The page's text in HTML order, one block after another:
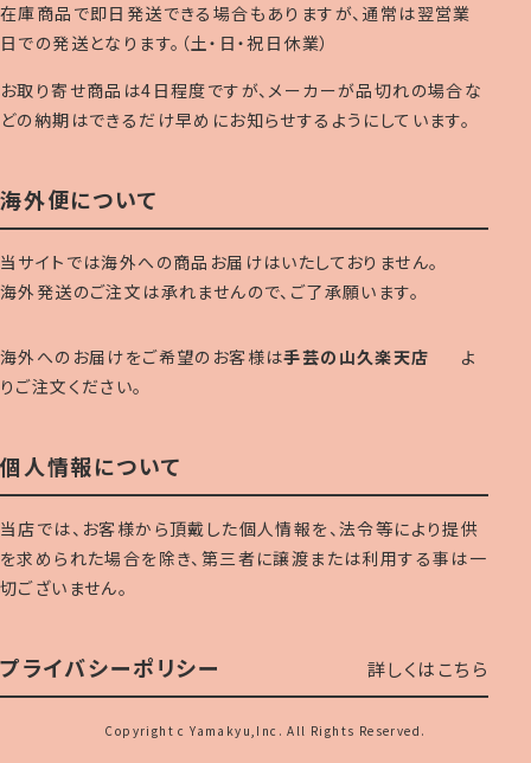
在庫商品で即日発送できる場合もありますが、通常は翌営業
日での発送となります。（土・日・祝日休業）
お取り寄せ商品は4日程度ですが、メーカーが品切れの場合な
どの納期はできるだけ早めにお知らせするようにしています。
海外便について
当サイトでは海外への商品お届けはいたしておりません。
海外発送のご注文は承れませんので、ご了承願います。
海外へのお届けをご希望のお客様は手芸の山久楽天店
よ
りご注文ください。
個人情報について
当店では、お客様から頂戴した個人情報を、法令等により提供
を求められた場合を除き、第三者に譲渡または利用する事は一
切ございません。
プライバシーポリシー 詳しくはこちら
Copyright c Yamakyu,Inc. All Rights Reserved.